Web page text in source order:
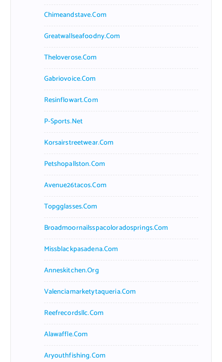
Chimeandstave.com
Greatwallseafoodny.com
Theloverose.com
Gabriovoice.com
Resinflowart.com
P-Sports.net
Korsairstreetwear.com
Petshopallston.com
Avenue26tacos.com
Topgglasses.com
Broadmoornailsspacoloradosprings.com
Missblackpasadena.com
Anneskitchen.org
Valenciamarketytaqueria.com
Reefrecordsllc.com
Alawaffle.com
Aryouthfishing.com